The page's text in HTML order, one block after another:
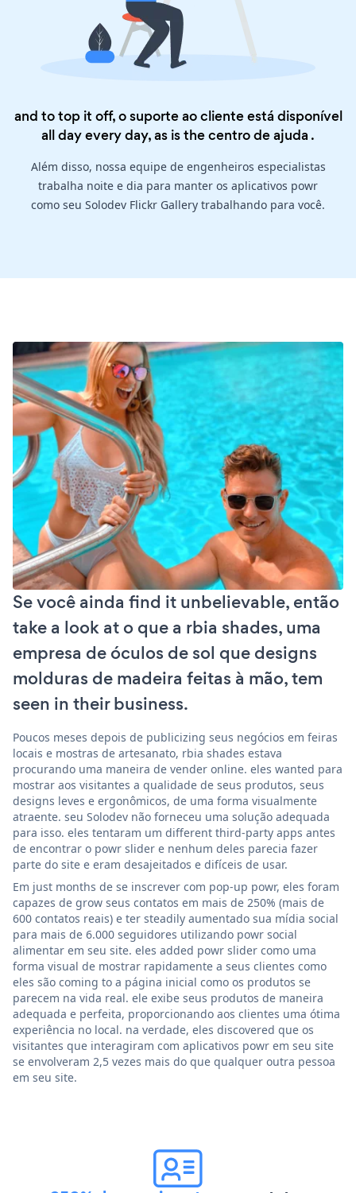
and to top it off, o suporte ao cliente está disponível
all day every day, as is thecentro de ajuda .
Além disso, nossa equipe de engenheiros especialistas
trabalha noite e dia para manter os aplicativos powr
como seu Solodev Flickr Gallery trabalhando para você.
Se você ainda find it unbelievable, então
take a look at o que a rbia shades, uma
empresa de óculos de sol que designs
molduras de madeira feitas à mão, tem
seen in their business.
Poucos meses depois de publicizing seus negócios em feiras
locais e mostras de artesanato, rbia shades estava
procurando uma maneira de vender online. eles wanted para
mostrar aos visitantes a qualidade de seus produtos, seus
designs leves e ergonômicos, de uma forma visualmente
atraente. seu Solodev não forneceu uma solução adequada
para isso. eles tentaram um different third-party apps antes
de encontrar o powr slider e nenhum deles parecia fazer
parte do site e eram desajeitados e difíceis de usar.
Em just months de se inscrever com pop-up powr, eles foram
capazes de grow seus contatos em mais de 250% (mais de
600 contatos reais) e ter steadily aumentado sua mídia social
para mais de 6.000 seguidores utilizando powr social
alimentar em seu site. eles added powr slider como uma
forma visual de mostrar rapidamente a seus clientes como
eles são coming to a página inicial como os produtos se
parecem na vida real. ele exibe seus produtos de maneira
adequada e perfeita, proporcionando aos clientes uma ótima
experiência no local. na verdade, eles discovered que os
visitantes que interagiram com aplicativos powr em seu site
se envolveram 2,5 vezes mais do que qualquer outra pessoa
em seu site.